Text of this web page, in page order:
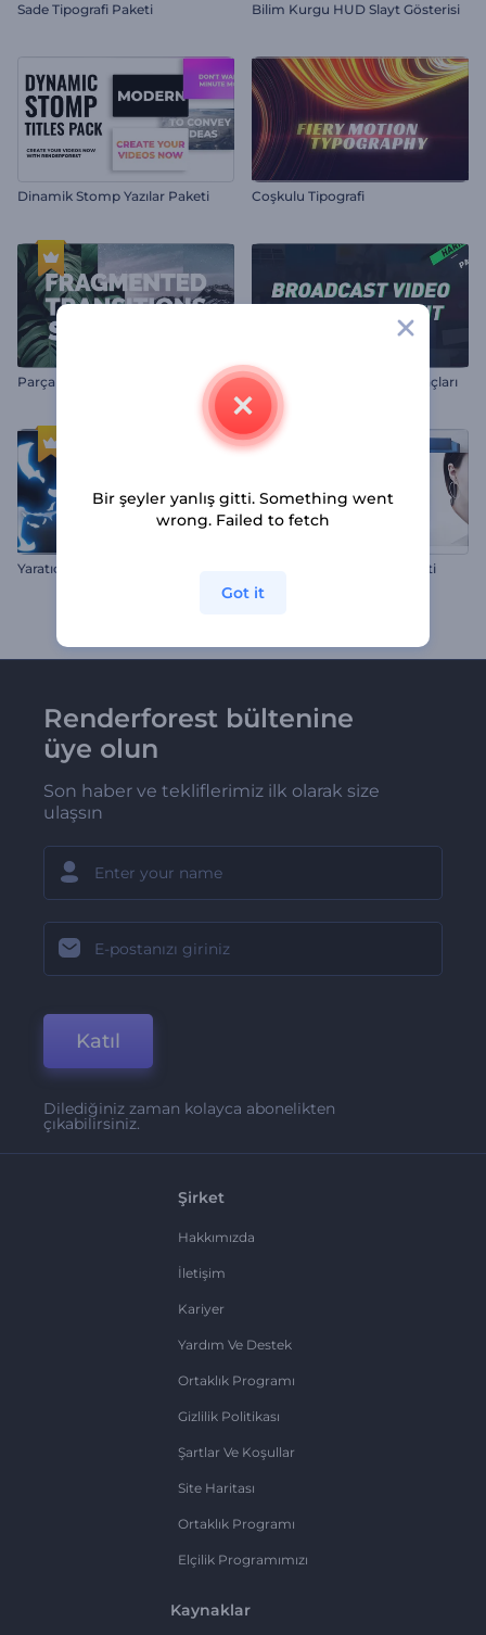
Sade Tipografi Paketi Bilim Kurgu HUD Slayt Gösterisi
Dinamik Stomp Yazılar Paketi Coşkulu Tipografi
Parçalı Geçişler Slayt Gösterisi Video Yayın Düzenleme Araçları
Yaratıcı Metin Paketi Sade Minimal Tanıtım Paketi
Renderforest bültenine
üye olun
Son haber ve tekliflerimiz ilk olarak size
ulaşsın
Katıl
Dilediğiniz zaman kolayca abonelikten
çıkabilirsiniz.
Şirket
Hakkımızda
İletişim
Kariyer
Yardım Ve Destek
Ortaklık Programı
Gizlilik Politikası
Şartlar Ve Koşullar
Site Haritası
Ortaklık Programı
Elçilik Programımızı
Kaynaklar
Bir şeyler yanlış gitti. Something went
wrong. Failed to fetch
Got it